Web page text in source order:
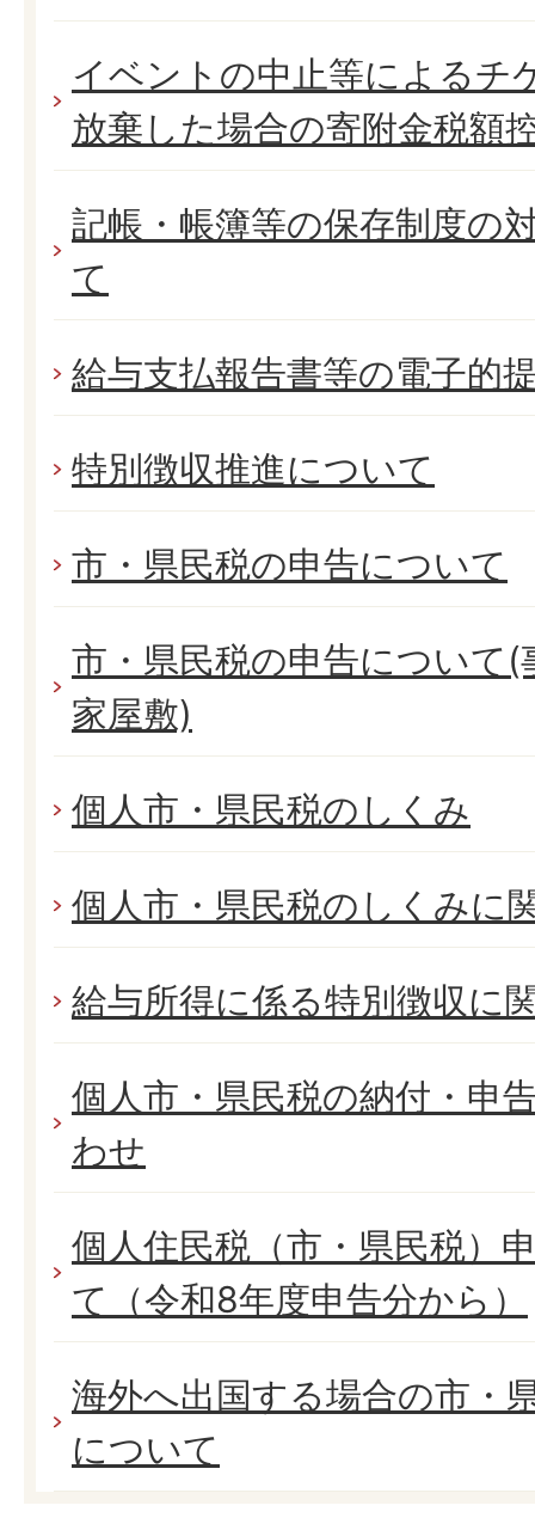
イベントの中止等によるチ
放棄した場合の寄附金税額
記帳・帳簿等の保存制度の
て
給与支払報告書等の電子的
特別徴収推進について
市・県民税の申告について
市・県民税の申告について(
家屋敷)
個人市・県民税のしくみ
個人市・県民税のしくみに
給与所得に係る特別徴収に
個人市・県民税の納付・申
わせ
個人住民税（市・県民税）
て（令和8年度申告分から）
海外へ出国する場合の市・
について